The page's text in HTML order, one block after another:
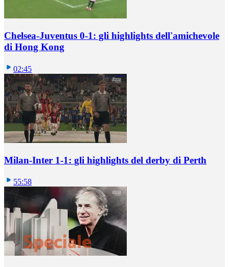
Chelsea-Juventus 0-1: gli highlights dell'amichevole
di Hong Kong
02:45
Milan-Inter 1-1: gli highlights del derby di Perth
55:58